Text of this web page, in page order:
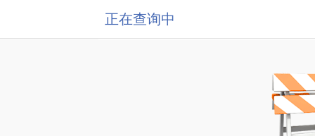
正在查询中